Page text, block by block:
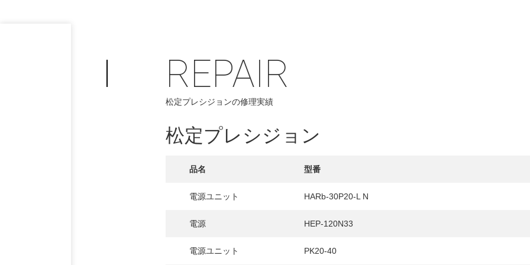
PHILOSOPHY
REPAIR
松定プレシジョンの修理実績
松定プレシジョン
品名 型番
電源ユニット HARb-30P20-L N
電源 HEP-120N33
電源ユニット PK20-40